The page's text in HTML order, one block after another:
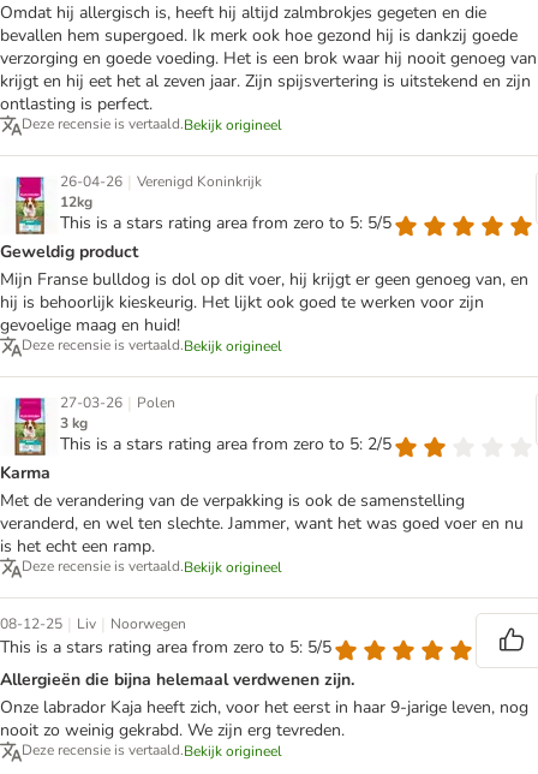
Omdat hij allergisch is, heeft hij altijd zalmbrokjes gegeten en die
bevallen hem supergoed. Ik merk ook hoe gezond hij is dankzij goede
verzorging en goede voeding. Het is een brok waar hij nooit genoeg van
krijgt en hij eet het al zeven jaar. Zijn spijsvertering is uitstekend en zijn
ontlasting is perfect.
Deze recensie is vertaald.Bekijk origineel
26-04-26 | Verenigd Koninkrijk
12kg
This is a stars rating area from zero to 5: 5/5
Geweldig product
Mijn Franse bulldog is dol op dit voer, hij krijgt er geen genoeg van, en
hij is behoorlijk kieskeurig. Het lijkt ook goed te werken voor zijn
gevoelige maag en huid!
Deze recensie is vertaald.Bekijk origineel
27-03-26 | Polen
3 kg
This is a stars rating area from zero to 5: 2/5
Karma
Met de verandering van de verpakking is ook de samenstelling
veranderd, en wel ten slechte. Jammer, want het was goed voer en nu
is het echt een ramp.
Deze recensie is vertaald.Bekijk origineel
08-12-25 | Liv | Noorwegen
This is a stars rating area from zero to 5: 5/5
Allergieën die bijna helemaal verdwenen zijn.
Onze labrador Kaja heeft zich, voor het eerst in haar 9-jarige leven, nog
nooit zo weinig gekrabd. We zijn erg tevreden.
Deze recensie is vertaald.Bekijk origineel